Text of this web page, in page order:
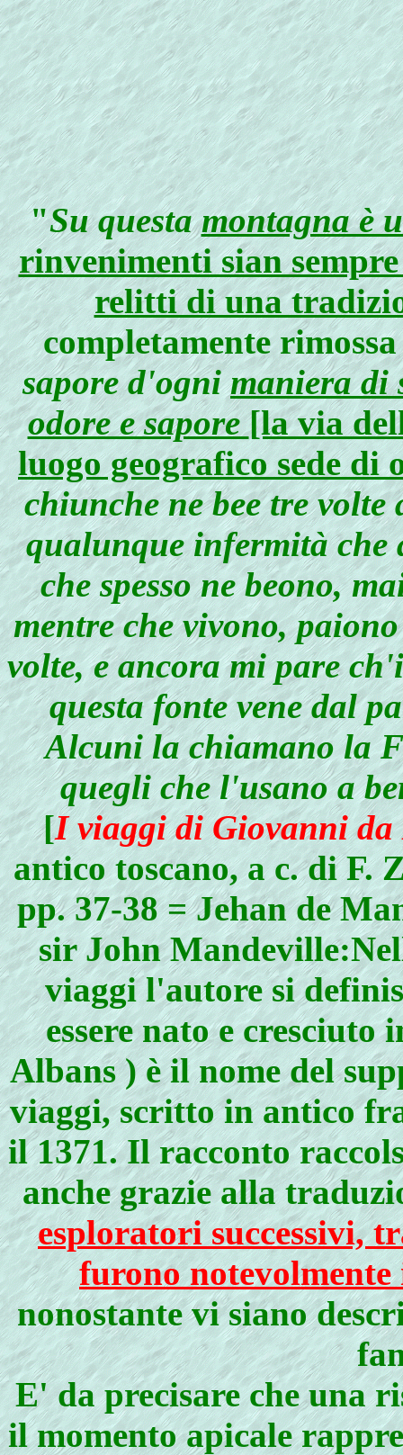
"Su questamontagna è
rinvenimenti sian
relitti di una
completamente
sapore d'ognimaniera di
odore e sapore[la via
luogo geografico sede
chiunche ne bee tre
qualunque infermità
che spesso ne beono,
mentre che vivono,
volte, e ancora mi pare
questa fonte vene dal
Alcuni la chiamano la
quegli che l'usano a
[I viaggi di Giovanni
antico toscano, a c. di F.
pp. 37-38 = Jehan de
sir John
viaggi l'autore si
essere nato e
Albans ) è il nome del
viaggi, scritto in antico
il 1371. Il racconto
anche grazie alla
esploratori successivi,
furono
nonostante vi siano
E' da precisare che una
il momento apicale